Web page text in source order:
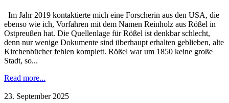
Im Jahr 2019 kontaktierte mich eine Forscherin aus den USA, die
ebenso wie ich, Vorfahren mit dem Namen Reinholz aus Rößel in
Ostpreußen hat. Die Quellenlage für Rößel ist denkbar schlecht,
denn nur wenige Dokumente sind überhaupt erhalten geblieben, alte
Kirchenbücher fehlen komplett. Rößel war um 1850 keine große
Stadt, so...
Read more...
23. September 2025